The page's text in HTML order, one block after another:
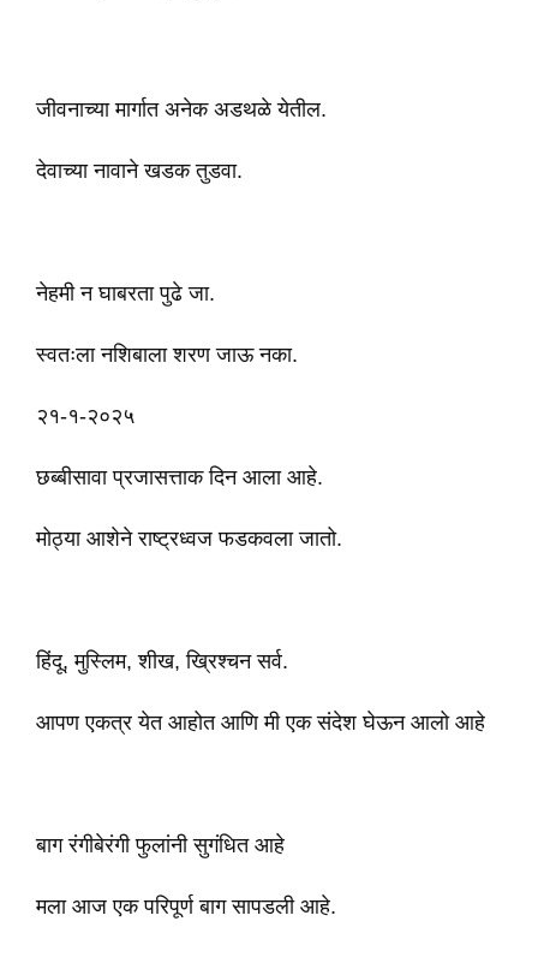
जीवनाच्या मार्गात अनेक अडथळे येतील.
देवाच्या नावाने खडक तुडवा.
नेहमी न घाबरता पुढे जा.
स्वतःला नशिबाला शरण जाऊ नका.
२१-१-२०२५
छब्बीसावा प्रजासत्ताक दिन आला आहे.
मोठ्या आशेने राष्ट्रध्वज फडकवला जातो.
हिंदू, मुस्लिम, शीख, ख्रिश्चन सर्व.
आपण एकत्र येत आहोत आणि मी एक संदेश घेऊन आलो आहे
बाग रंगीबेरंगी फुलांनी सुगंधित आहे
मला आज एक परिपूर्ण बाग सापडली आहे.